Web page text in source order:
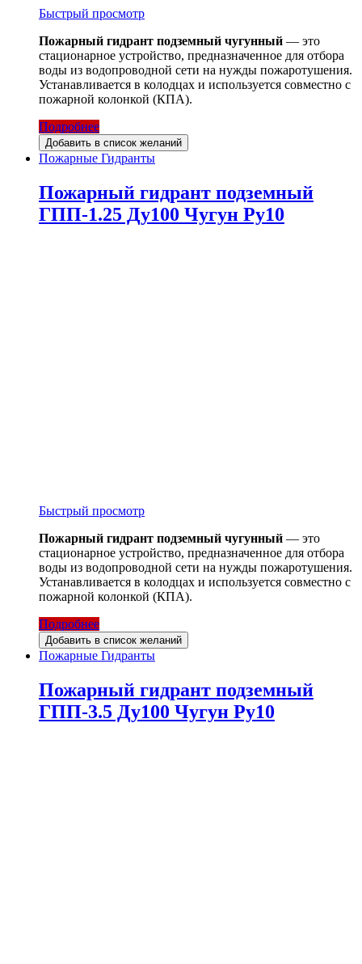
Быстрый просмотр
Пожарный гидрант подземный чугунный — это
стационарное устройство, предназначенное для отбора
воды из водопроводной сети на нужды пожаротушения.
Устанавливается в колодцах и используется совместно с
пожарной колонкой (КПА).
Подробнее
Добавить в список желаний
Пожарные Гидранты
Пожарный гидрант подземный
ГПП-1.25 Ду100 Чугун Ру10
Быстрый просмотр
Пожарный гидрант подземный чугунный — это
стационарное устройство, предназначенное для отбора
воды из водопроводной сети на нужды пожаротушения.
Устанавливается в колодцах и используется совместно с
пожарной колонкой (КПА).
Подробнее
Добавить в список желаний
Пожарные Гидранты
Пожарный гидрант подземный
ГПП-3.5 Ду100 Чугун Ру10